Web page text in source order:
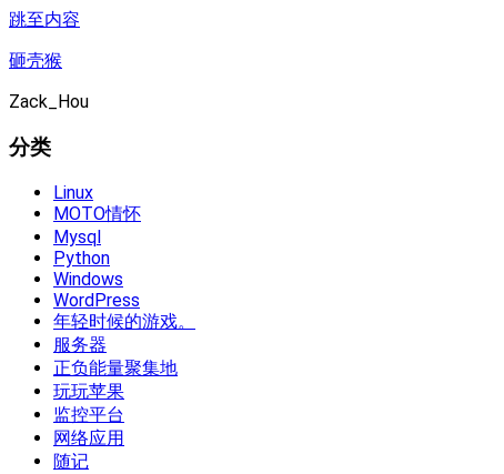
跳至内容
砸壳猴
Zack_Hou
分类
Linux
MOTO情怀
Mysql
Python
Windows
WordPress
年轻时候的游戏。
服务器
正负能量聚集地
玩玩苹果
监控平台
网络应用
随记